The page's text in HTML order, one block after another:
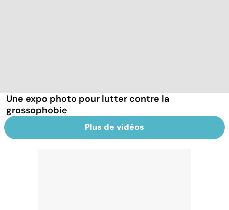
Une expo photo pour lutter contre la
grossophobie
Plus de vidéos